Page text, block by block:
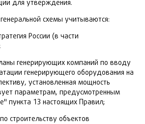
для утверждения.
схемы учитываются:
России (в части
генерирующих компаний по вводу
генерирующего оборудования на
установленная мощность
параметрам, предусмотренным
пункта 13 настоящих Правил;
строительству объектов